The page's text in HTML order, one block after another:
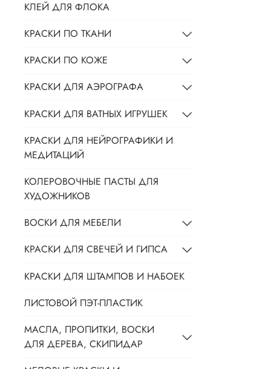
КЛЕЙ ДЛЯ ФЛОКА
КРАСКИ ПО ТКАНИ
КРАСКИ ПО КОЖЕ
КРАСКИ ДЛЯ АЭРОГРАФА
КРАСКИ ДЛЯ ВАТНЫХ ИГРУШЕК
КРАСКИ ДЛЯ НЕЙРОГРАФИКИ И
МЕДИТАЦИЙ
КОЛЕРОВОЧНЫЕ ПАСТЫ ДЛЯ
ХУДОЖНИКОВ
ВОСКИ ДЛЯ МЕБЕЛИ
КРАСКИ ДЛЯ СВЕЧЕЙ И ГИПСА
КРАСКИ ДЛЯ ШТАМПОВ И НАБОЕК
ЛИСТОВОЙ ПЭТ-ПЛАСТИК
МАСЛА, ПРОПИТКИ, ВОСКИ
ДЛЯ ДЕРЕВА, СКИПИДАР